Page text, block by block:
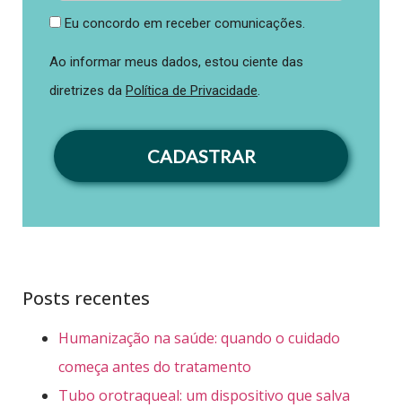
Eu concordo em receber comunicações.
Ao informar meus dados, estou ciente das
diretrizes da Política de Privacidade.
CADASTRAR
Posts recentes
Humanização na saúde: quando o cuidado
começa antes do tratamento
Tubo orotraqueal: um dispositivo que salva